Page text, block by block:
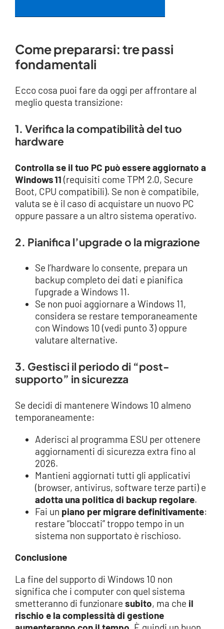
Come prepararsi: tre passi
fondamentali
Ecco cosa puoi fare da oggi per affrontare al
meglio questa transizione:
1. Verifica la compatibilità del tuo
hardware
Controlla se il tuo PC può essere aggiornato a
Windows 11 (requisiti come TPM 2.0, Secure
Boot, CPU compatibili). Se non è compatibile,
valuta se è il caso di acquistare un nuovo PC
oppure passare a un altro sistema operativo.
2. Pianifica l’upgrade o la migrazione
Se l’hardware lo consente, prepara un
backup completo dei dati e pianifica
l’upgrade a Windows 11.
Se non puoi aggiornare a Windows 11,
considera se restare temporaneamente
con Windows 10 (vedi punto 3) oppure
valutare alternative.
3. Gestisci il periodo di “post-
supporto” in sicurezza
Se decidi di mantenere Windows 10 almeno
temporaneamente:
Aderisci al programma ESU per ottenere
aggiornamenti di sicurezza extra fino al
2026.
Mantieni aggiornati tutti gli applicativi
(browser, antivirus, software terze parti) e
adotta una politica di backup regolare.
Fai un piano per migrare definitivamente:
restare “bloccati” troppo tempo in un
sistema non supportato è rischioso.
Conclusione
La fine del supporto di Windows 10 non
significa che i computer con quel sistema
smetteranno di funzionare subito, ma che il
rischio e la complessità di gestione